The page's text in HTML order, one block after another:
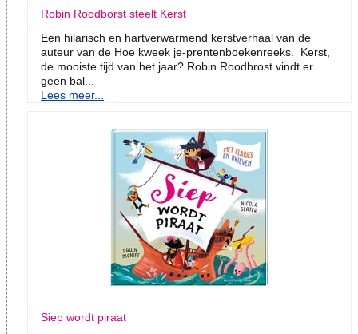
Robin Roodborst steelt Kerst
Een hilarisch en hartverwarmend kerstverhaal van de
auteur van de Hoe kweek je-prentenboekenreeks. Kerst,
de mooiste tijd van het jaar? Robin Roodbrost vindt er
geen bal...
Lees meer...
Siep wordt piraat